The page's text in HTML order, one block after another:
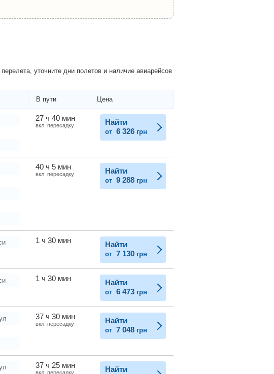
уточните дни полетов и наличие авиарейсов
В пути Цена
27 ч 40 мин
вкл. пересадку Найти
от 6 326 грн
40 ч 5 мин
вкл. пересадку Найти
от 9 288 грн
1 ч 30 мин Найти
от 7 130 грн
1 ч 30 мин Найти
от 6 473 грн
37 ч 30 мин
вкл. пересадку Найти
от 7 048 грн
37 ч 25 мин
вкл. пересадку Найти